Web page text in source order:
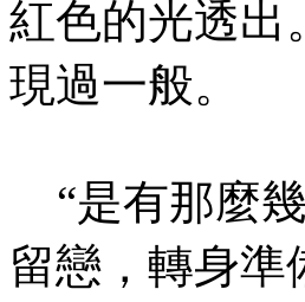
紅色的光透出
現過一般。
“是有那麼
留戀，轉身準